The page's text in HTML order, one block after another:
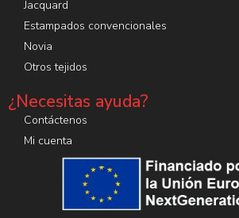
Jacquard
Estampados convencionales
Novia
Otros tejidos
¿Necesitas ayuda?
Contáctenos
Mi cuenta